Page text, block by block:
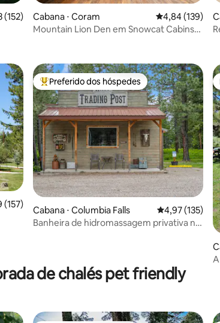
uma avaliação média de 5, 152 avaliações
(152)
Cabana ⋅ Coram 4,84 de uma
4,84 (139)
Mountain Lion Den em Snowcat Cabins
uma avaliação média de 5, 157 avaliações
(157)
Entre os melhores preferidos dos hóspedes
Preferido dos hóspedes
Cabana ⋅ Columbia Falls 4,97 de uma
4,97 (135)
Banheira de hidromassagem privativa no
de chalés pet friendly